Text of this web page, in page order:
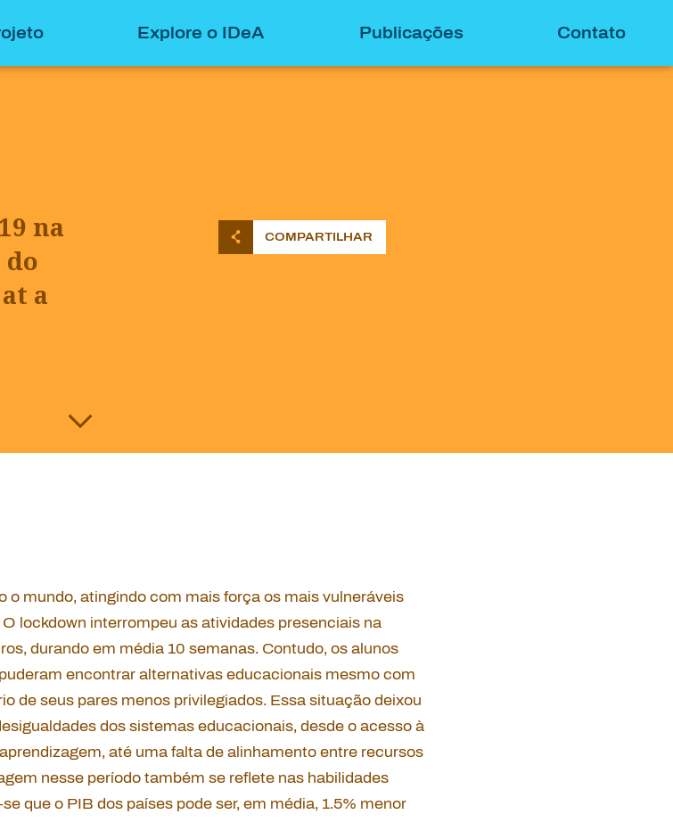
Explore o IDeA Publicações Contato
na
do
a
COMPARTILHAR
o mundo, atingindo com mais força os mais vulneráveis
O lockdown interrompeu as atividades presenciais na
durando em média 10 semanas. Contudo, os alunos
encontrar alternativas educacionais mesmo com
de seus pares menos privilegiados. Essa situação deixou
dos sistemas educacionais, desde o acesso à
até uma falta de alinhamento entre recursos
nesse período também se reflete nas habilidades
que o PIB dos países pode ser, em média, 1.5% menor